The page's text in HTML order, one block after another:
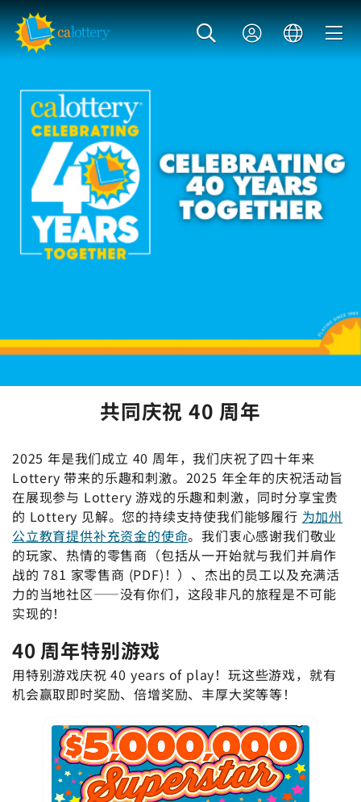
共同庆祝 40 周年
2025 年是我们成立 40 周年，我们庆祝了四十年来
Lottery 带来的乐趣和刺激。2025 年全年的庆祝活动旨
在展现参与 Lottery 游戏的乐趣和刺激，同时分享宝贵
的 Lottery 见解。您的持续支持使我们能够履行 为加州
公立教育提供补充资金的使命。我们衷心感谢我们敬业
的玩家、热情的零售商（包括从一开始就与我们并肩作
战的 781 家零售商 (PDF)！）、杰出的员工以及充满活
力的当地社区——没有你们，这段非凡的旅程是不可能
实现的！
40 周年特别游戏
用特别游戏庆祝 40 years of play！玩这些游戏，就有
机会赢取即时奖励、倍增奖励、丰厚大奖等等！